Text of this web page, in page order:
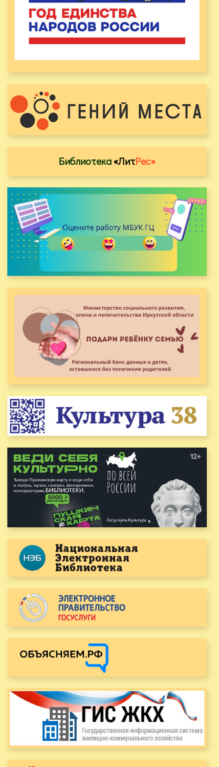
Библиотека«ЛитРес»